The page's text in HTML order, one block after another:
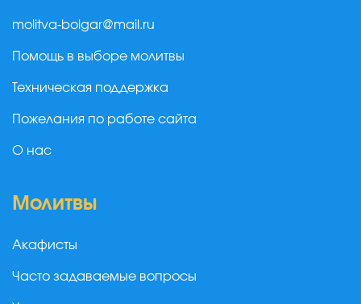
molitva-bolgar@mail.ru
Помощь в выборе молитвы
Техническая поддержка
Пожелания по работе сайта
О нас
Молитвы
Акафисты
Часто задаваемые вопросы